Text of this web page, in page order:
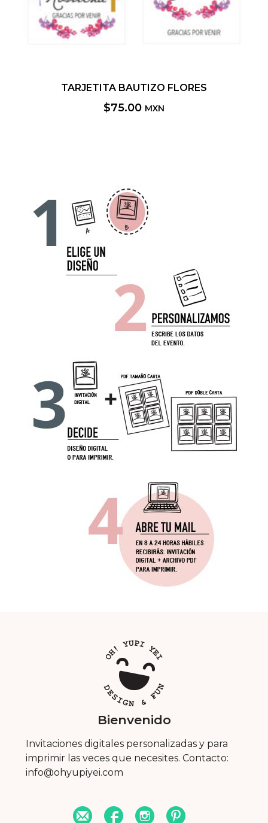
TARJETITA BAUTIZO FLORES
$75.00 MXN
Bienvenido
Invitaciones digitales personalizadas y para
imprimir las veces que necesites. Contacto:
info@ohyupiyei.com